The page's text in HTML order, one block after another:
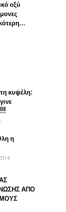
οξύ
κυψέλη:
η
ΑΠΟ